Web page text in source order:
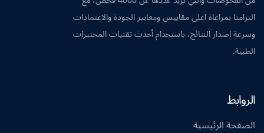
التزامنا بمراعاة اعلى مقاييس ومعايير الجودة والاعتمادات
وسرعة اصدار النتائج، باستخدام أحدث تقنيات المختبرات
الطبية.
الروابط
الصفحة الرئيسية